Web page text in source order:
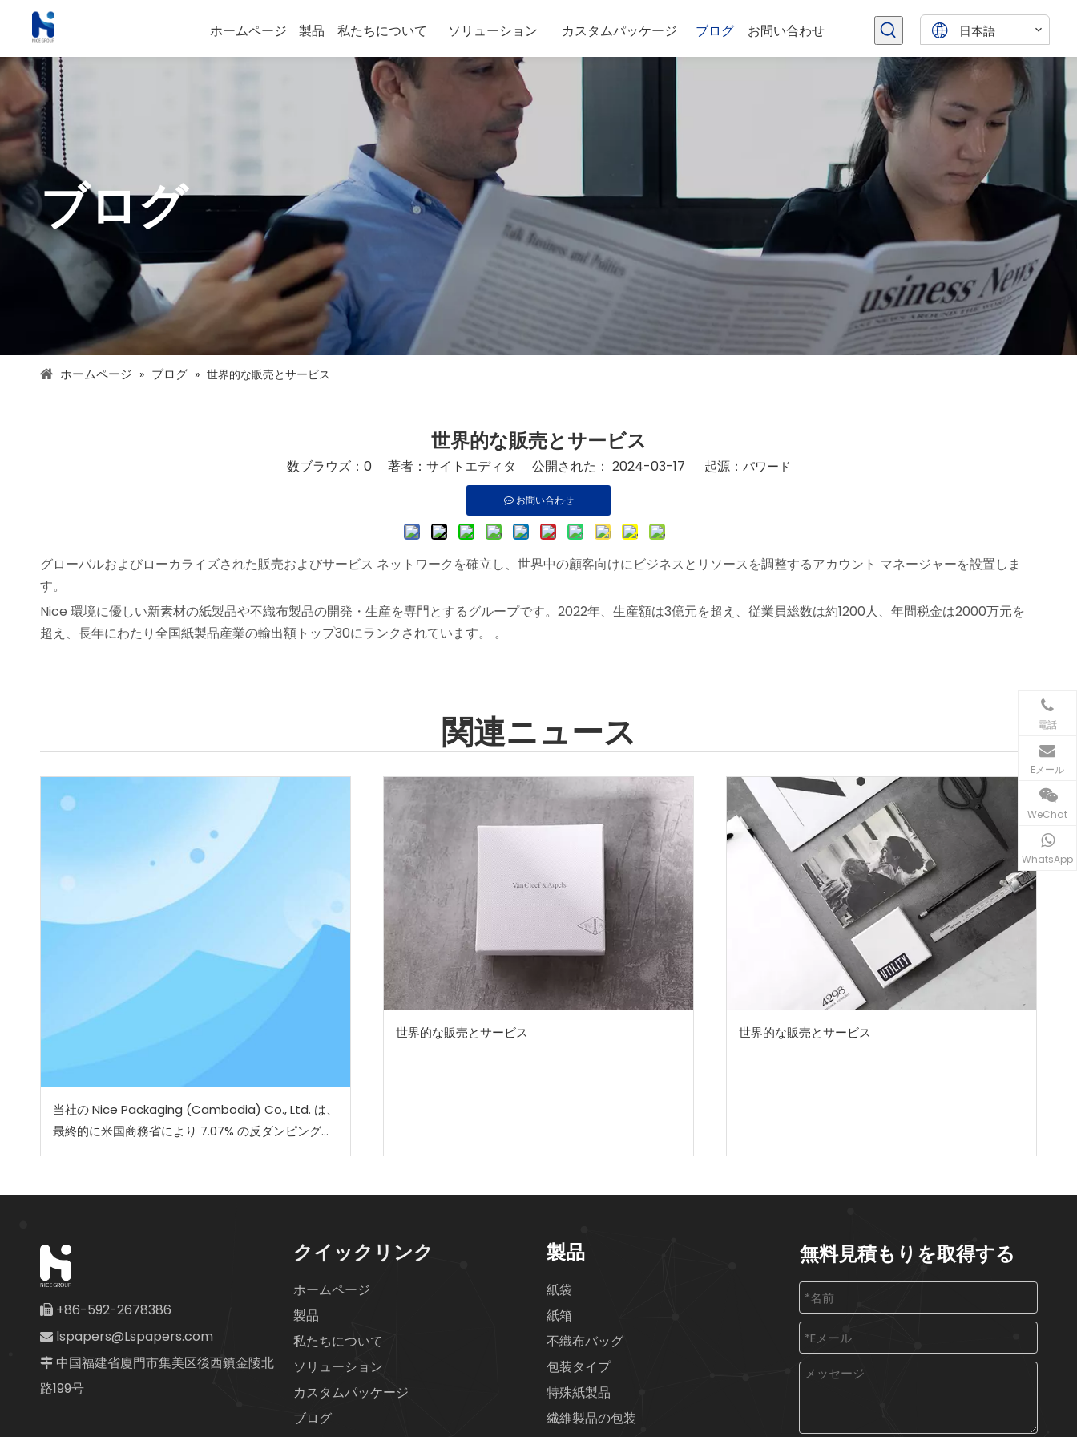
ホームページ 製品 私たちについて ソリューション カスタムパッケージ ブログ お問い合わせ 日本語
ブログ
ホームページ » ブログ » 世界的な販売とサービス
世界的な販売とサービス
数ブラウズ： 0著者：サイトエディタ 公開された： 2024-03-17 起源： パワード
お問い合わせ
グローバルおよびローカライズされた販売およびサービス ネットワークを確立し、世界中の顧客向けにビジネスとリソースを調整するアカウント マネージャーを設置しま
す。
Nice 環境に優しい新素材の紙製品や不織布製品の開発・生産を専門とするグループです。2022年、生産額は3億元を超え、従業員総数は約1200人、年間税金は2000万元を
超え、長年にわたり全国紙製品産業の輸出額トップ30にランクされています。 。
関連ニュース
当社の Nice Packaging (Cambodia) Co., Ltd. は、
最終的に米国商務省により 7.07% の反ダンピング関
税を課されると決定されました。
世界的な販売とサービス 世界的な販売とサービス
 +86-592-2678386
 lspapers@Lspapers.com
 中国福建省廈門市集美区後西鎮金陵北
路199号
クイックリンク
ホームページ
製品
私たちについて
ソリューション
カスタムパッケージ
ブログ
電話
Eメール
WeChat
WhatsApp
製品
紙袋
紙箱
不織布バッグ
包装タイプ
特殊紙製品
繊維製品の包装
無料見積もりを取得する